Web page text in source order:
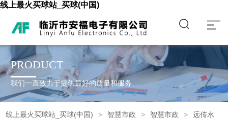
线上最火买球站_买球(中国)
PRODUCT
我们一直致力于提供最好的质量和服务
线上最火买球站_买球(中国) 智慧市政 智慧市政 远传水